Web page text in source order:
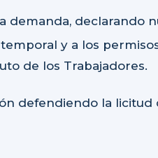
demanda, declarando
y a los
de los Trabajadores.
defendiendo la licitud